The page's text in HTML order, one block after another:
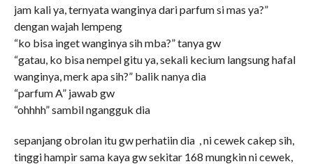
jam kali ya, ternyata wanginya dari parfum si mas ya?”
dengan wajah lempeng
“ko bisa inget wanginya sih mba?” tanya gw
“gatau, ko bisa nempel gitu ya, sekali kecium langsung hafal
wanginya, merk apa sih?” balik nanya dia
“parfum A” jawab gw
“ohhhh” sambil ngangguk dia
sepanjang obrolan itu gw perhatiin dia , ni cewek cakep sih,
tinggi hampir sama kaya gw sekitar 168 mungkin ni cewek,